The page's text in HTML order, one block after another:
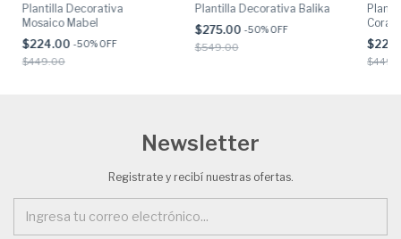
Plantilla Decorativa
Mosaico Mabel
$224.00 -50% OFF
$449.00
Plantilla Decorativa Balika
$275.00 -50% OFF
$549.00
Newsletter
Registrate y recibí nuestras ofertas.